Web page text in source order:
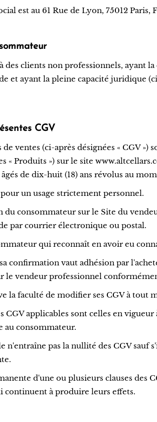
est au 61 Rue de Lyon, 75012
des clients non professionnels, ayant
et ayant la pleine capacité juridique
CGV
ventes (ci-après désignées « CGV
« Produits ») sur le site
de dix-huit (18) ans révolus au
un usage strictement personnel.
du consommateur sur le Site du
par courrier électronique ou postal.
qui reconnaît en avoir eu
confirmation vaut adhésion par
le vendeur professionnel
la faculté de modifier ses CGV à tout
CGV applicables sont celles en
au consommateur.
n'entraîne pas la nullité des CGV sauf
d'une ou plusieurs clauses des
continuent à produire leurs effets.